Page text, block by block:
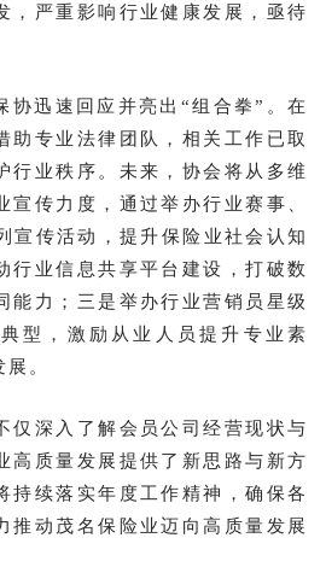
，严重影响行业健康发展，亟待
协迅速回应并亮出“组合拳”。在
助专业法律团队，相关工作已取
行业秩序。未来，协会将从多维
宣传力度，通过举办行业赛事、
宣传活动，提升保险业社会认知
行业信息共享平台建设，打破数
能力；三是举办行业营销员星级
型，激励从业人员提升专业素
。
仅深入了解会员公司经营现状与
高质量发展提供了新思路与新方
持续落实年度工作精神，确保各
推动茂名保险业迈向高质量发展